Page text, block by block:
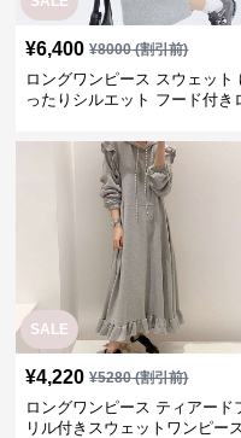
¥6,400 ¥8000(割引前)
ロングワンピース スウェット
ったりシルエット フード付き
SALE
¥4,220 ¥5280(割引前)
ロングワンピース ティアード
リル付きスウェットワンピー